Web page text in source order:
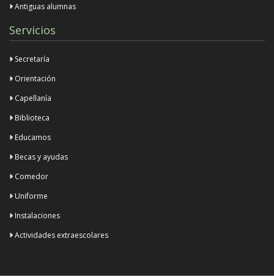
Antiguas alumnas
Servicios
Secretaría
Orientación
Capellanía
Biblioteca
Educamos
Becas y ayudas
Comedor
Uniforme
Instalaciones
Actividades extraescolares